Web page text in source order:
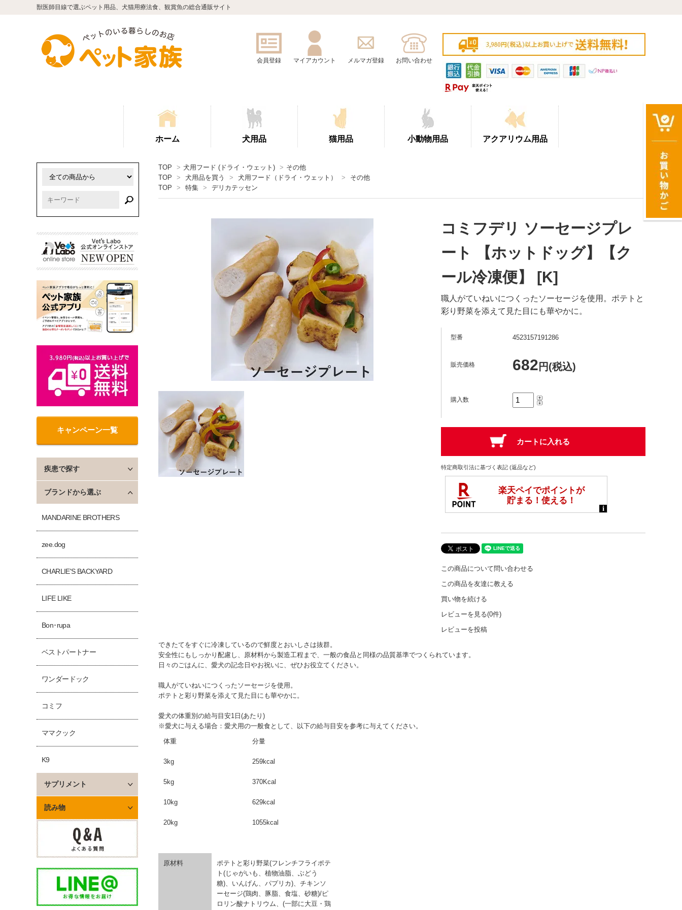
獣医師目線で選ぶペット用品、犬猫用療法食、観賞魚の総合通販サイト
会員登録 マイアカウント メルマガ登録 お問い合わせ
ホーム 犬用品 猫用品 小動物用品 アクアリウム用品
TOP > 犬用フード (ドライ・ウェット) > その他
TOP
> 犬用品を買う > 犬用フード（ドライ・ウェット） >
その他
TOP
> 特集 > デリカテッセン
コミフデリ ソーセージプレ
ート 【ホットドッグ】【ク
ール冷凍便】 [K]
職人がていねいにつくったソーセージを使用。ポテトと
彩り野菜を添えて見た目にも華やかに。
型番 4523157191286
販売価格 682 円(税込)
購入数
特定商取引法に基づく表記 (返品など)
この商品について問い合わせる
この商品を友達に教える
買い物を続ける
レビューを見る(0件)
レビューを投稿
できたてをすぐに冷凍しているので鮮度とおいしさは抜群。
安全性にもしっかり配慮し、原材料から製造工程まで、一般の食品と同様の品質基準でつくられています。
日々のごはんに、愛犬の記念日やお祝いに、ぜひお役立てください。
職人がていねいにつくったソーセージを使用。
ポテトと彩り野菜を添えて見た目にも華やかに。
愛犬の体重別の給与目安1日(あたり)
※愛犬に与える場合：愛犬用の一般食として、以下の給与目安を参考に与えてください。
体重
分量
3kg 259kcal
5kg 370Kcal
10kg 629kcal
20kg 1055kcal
原材料
ポテトと彩り野菜(フレンチフライポテ
ト(じゃがいも、植物油脂、ぶどう
糖)、いんげん、パプリカ)、チキンソ
ーセージ(鶏肉、豚脂、食塩、砂糖)/ピ
ロリン酸ナトリウム、(一部に大豆・鶏
キャンペーン一覧
疾患で探す
ブランドから選ぶ
MANDARINE BROTHERS
zee.dog
CHARLIE'S BACKYARD
LIFE LIKE
Bon･rupa
ベストパートナー
ワンダードック
コミフ
ママクック
K9
サプリメント
読み物